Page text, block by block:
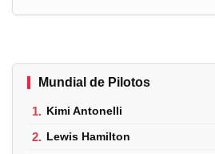
Mundial de Pilotos
1. Kimi Antonelli
2. Lewis Hamilton